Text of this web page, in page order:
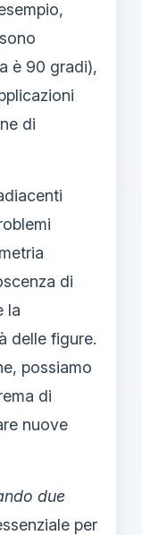
è 90 gradi),
di
di
la
delle figure.
possiamo
di
nuove
due
per